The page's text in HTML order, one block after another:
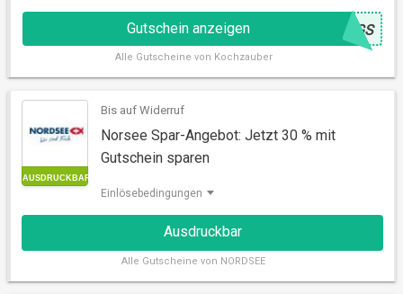
Gutschein anzeigen @8GS
Alle Gutscheine von Kochzauber
Bis auf Widerruf
Norsee Spar-Angebot: Jetzt 30 % mit
Gutschein sparen
Einlösebedingungen
Ausdruckbar
Alle Gutscheine von NORDSEE